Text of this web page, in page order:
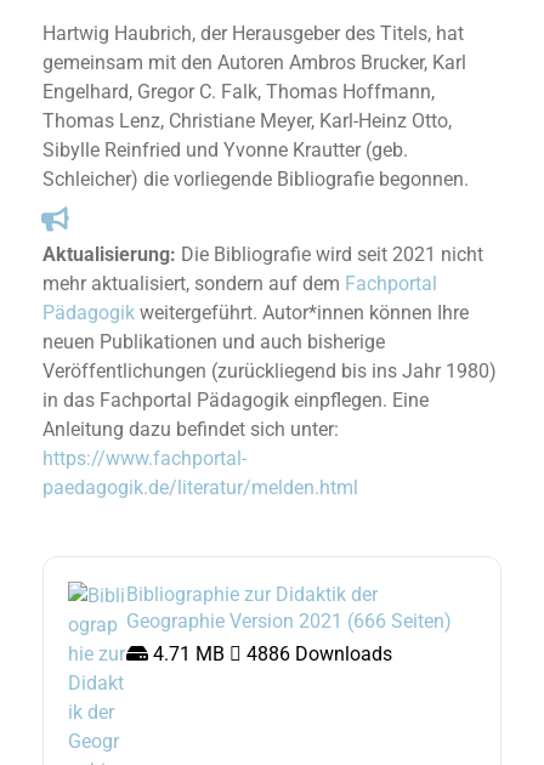
Hartwig Haubrich, der Herausgeber des Titels, hat
gemeinsam mit den Autoren Ambros Brucker, Karl
Engelhard, Gregor C. Falk, Thomas Hoffmann,
Thomas Lenz, Christiane Meyer, Karl-Heinz Otto,
Sibylle Reinfried und Yvonne Krautter (geb.
Schleicher) die vorliegende Bibliografie begonnen.
Aktualisierung: Die Bibliografie wird seit 2021 nicht
mehr aktualisiert, sondern auf dem Fachportal
Pädagogik weitergeführt. Autor*innen können Ihre
neuen Publikationen und auch bisherige
Veröffentlichungen (zurückliegend bis ins Jahr 1980)
in das Fachportal Pädagogik einpflegen. Eine
Anleitung dazu befindet sich unter:
https://www.fachportal-
paedagogik.de/literatur/melden.html
Bibliographie zur Didaktik der
Geographie Version 2021 (666 Seiten)
4.71 MB
4886 Downloads